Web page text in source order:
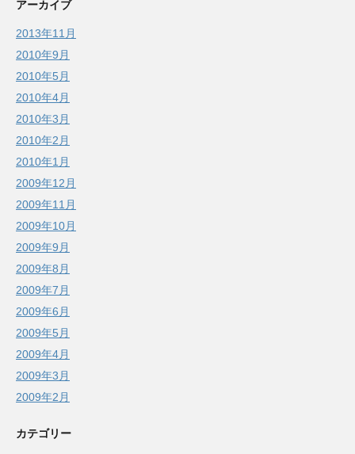
アーカイブ
2013年11月
2010年9月
2010年5月
2010年4月
2010年3月
2010年2月
2010年1月
2009年12月
2009年11月
2009年10月
2009年9月
2009年8月
2009年7月
2009年6月
2009年5月
2009年4月
2009年3月
2009年2月
カテゴリー